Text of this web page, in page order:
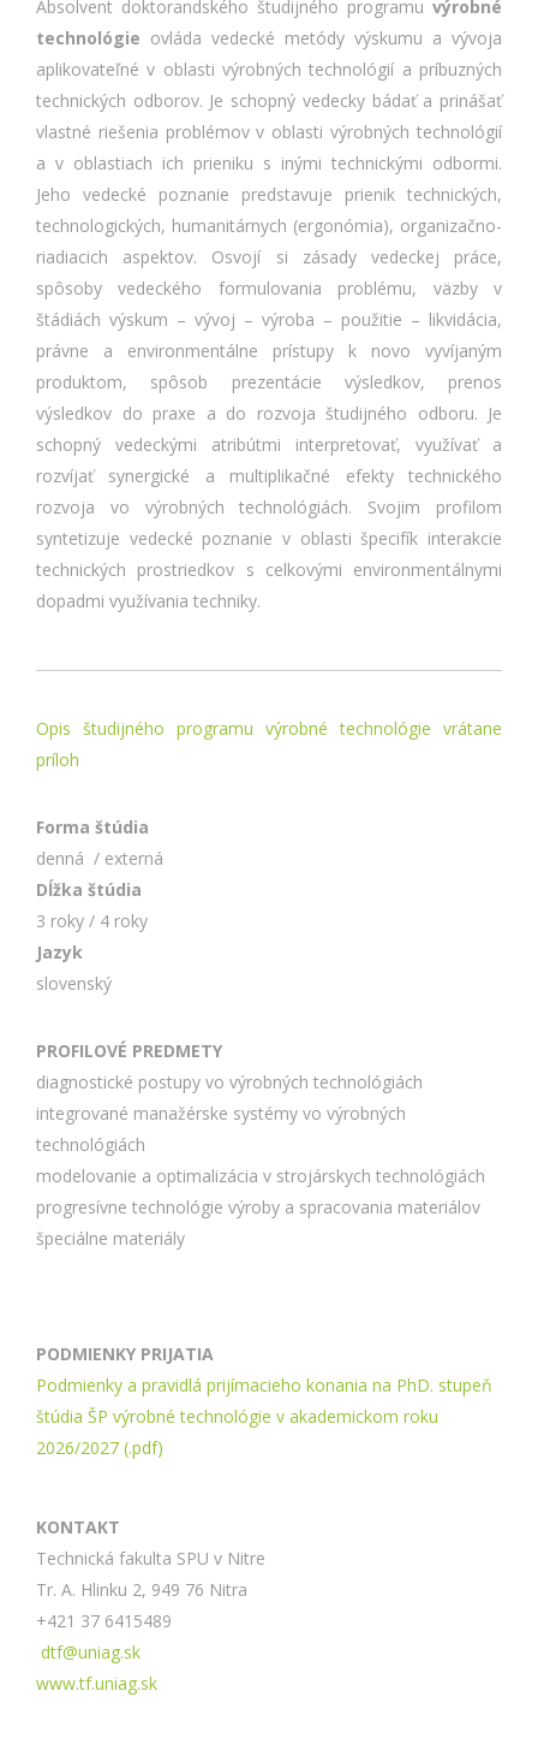
Absolvent doktorandského študijného programu výrobné
technológie ovláda vedecké metódy výskumu a vývoja
aplikovateľné v oblasti výrobných technológií a príbuzných
technických odborov. Je schopný vedecky bádať a prinášať
vlastné riešenia problémov v oblasti výrobných technológií
a v oblastiach ich prieniku s inými technickými odbormi.
Jeho vedecké poznanie predstavuje prienik technických,
technologických, humanitárnych (ergonómia), organizačno-
riadiacich aspektov. Osvojí si zásady vedeckej práce,
spôsoby vedeckého formulovania problému, väzby v
štádiách výskum – vývoj – výroba – použitie – likvidácia,
právne a environmentálne prístupy k novo vyvíjaným
produktom, spôsob prezentácie výsledkov, prenos
výsledkov do praxe a do rozvoja študijného odboru. Je
schopný vedeckými atribútmi interpretovať, využívať a
rozvíjať synergické a multiplikačné efekty technického
rozvoja vo výrobných technológiách. Svojim profilom
syntetizuje vedecké poznanie v oblasti špecifík interakcie
technických prostriedkov s celkovými environmentálnymi
dopadmi využívania techniky.
Opis študijného programu výrobné technológie vrátane
príloh
Forma štúdia
denná / externá
Dĺžka štúdia
3 roky / 4 roky
Jazyk
slovenský
PROFILOVÉ PREDMETY
diagnostické postupy vo výrobných technológiách
integrované manažérske systémy vo výrobných
technológiách
modelovanie a optimalizácia v strojárskych technológiách
progresívne technológie výroby a spracovania materiálov
špeciálne materiály
PODMIENKY PRIJATIA
Podmienky a pravidlá prijímacieho konania na PhD. stupeň
štúdia ŠP výrobné technológie v akademickom roku
2026/2027 (.pdf)
KONTAKT
Technická fakulta SPU v Nitre
Tr. A. Hlinku 2, 949 76 Nitra
+421 37 6415489
dtf@uniag.sk
www.tf.uniag.sk